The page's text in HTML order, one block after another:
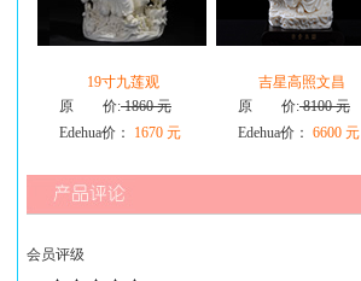
19寸九莲观
原 价:1860 元
Edehua价：
1670 元
吉星高照文昌
原 价:8100 元
Edehua价： 6600 元
会员评级